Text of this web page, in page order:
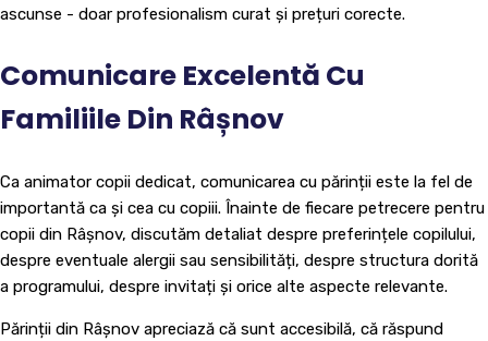
ascunse - doar profesionalism curat și prețuri corecte.
Comunicare Excelentă Cu
Familiile Din Râșnov
Ca animator copii dedicat, comunicarea cu părinții este la fel de
importantă ca și cea cu copiii. Înainte de fiecare petrecere pentru
copii din Râșnov, discutăm detaliat despre preferințele copilului,
despre eventuale alergii sau sensibilități, despre structura dorită
a programului, despre invitați și orice alte aspecte relevante.
Părinții din Râșnov apreciază că sunt accesibilă, că răspund